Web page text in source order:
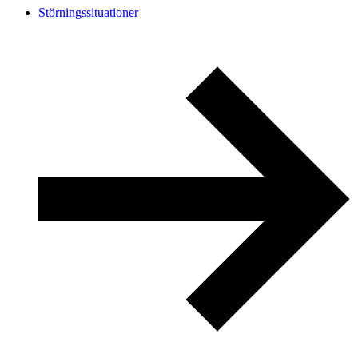
Störningssituationer